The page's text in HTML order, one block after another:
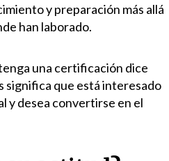
y preparación más allá
han laborado.
una certificación dice
significa que está interesado
y desea convertirse en el